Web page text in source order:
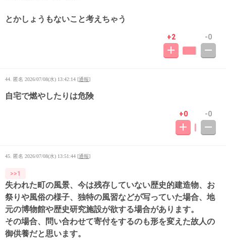
とかしょうもないこと考えちゃう
+2 -0
44. 匿名 2026/07/08(水) 13:42:14 [通報]
自宅で燃やしたりは危険
+0 -0
45. 匿名 2026/07/08(水) 13:51:44 [通報]
>>1
失われた町の風景、今は残存していない歴史的建造物、お
祭りや風俗の様子、独特の風習などが写っていた場合、地
元の博物館や歴史研究施設が欲する場合があります。
その場合、問い合わせて寄付をするのも形を変えた故人の
御供養だと思います。